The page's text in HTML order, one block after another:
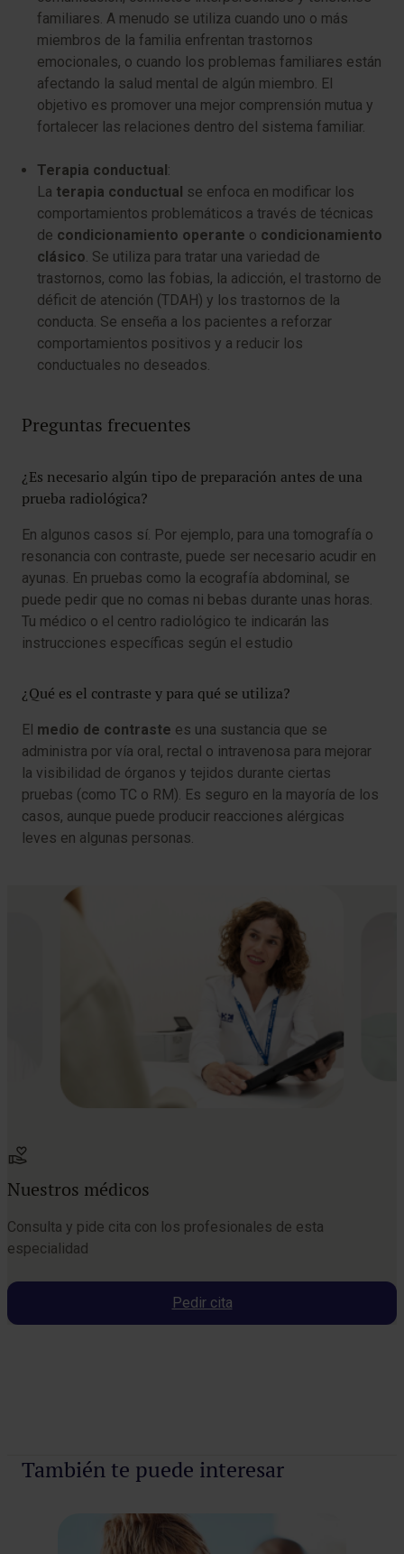
familiares. A menudo se utiliza cuando uno o más
miembros de la familia enfrentan trastornos
emocionales, o cuando los problemas familiares están
afectando la salud mental de algún miembro. El
objetivo es promover una mejor comprensión mutua y
fortalecer las relaciones dentro del sistema familiar.
Terapia conductual:
La terapia conductual se enfoca en modificar los
comportamientos problemáticos a través de técnicas
de condicionamiento operante o condicionamiento
clásico. Se utiliza para tratar una variedad de
trastornos, como las fobias, la adicción, el trastorno de
déficit de atención (TDAH) y los trastornos de la
conducta. Se enseña a los pacientes a reforzar
comportamientos positivos y a reducir los
conductuales no deseados.
Preguntas frecuentes
¿Es necesario algún tipo de preparación antes de una
prueba radiológica?
En algunos casos sí. Por ejemplo, para una tomografía o
resonancia con contraste, puede ser necesario acudir en
ayunas. En pruebas como la ecografía abdominal, se
puede pedir que no comas ni bebas durante unas horas.
Tu médico o el centro radiológico te indicarán las
instrucciones específicas según el estudio
¿Qué es el contraste y para qué se utiliza?
El medio de contraste es una sustancia que se
administra por vía oral, rectal o intravenosa para mejorar
la visibilidad de órganos y tejidos durante ciertas
pruebas (como TC o RM). Es seguro en la mayoría de los
casos, aunque puede producir reacciones alérgicas
leves en algunas personas.
Nuestros médicos
Consulta y pide cita con los profesionales de esta
especialidad
Pedir cita
Pedir cita
También te puede interesar